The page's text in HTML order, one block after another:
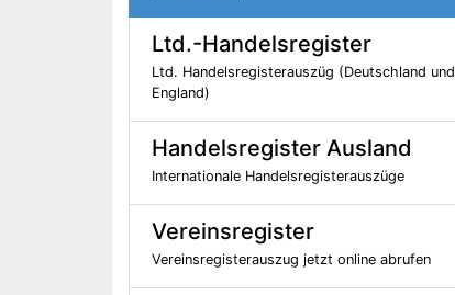
Ltd.-Handelsregister
Ltd. Handelsregisterauszüg (Deutschland und
England)
Handelsregister Ausland
Internationale Handelsregisterauszüge
Vereinsregister
Vereinsregisterauszug jetzt online abrufen